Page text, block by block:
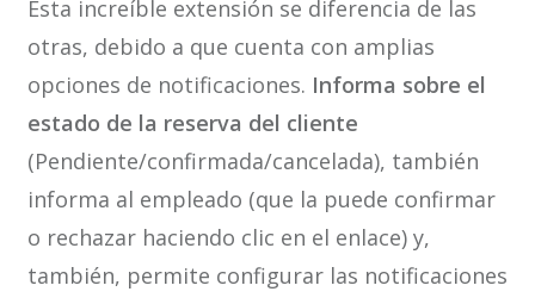
Esta increíble extensión se diferencia de las
otras, debido a que cuenta con amplias
opciones de notificaciones. Informa sobre el
estado de la reserva del cliente
(Pendiente/confirmada/cancelada), también
informa al empleado (que la puede confirmar
o rechazar haciendo clic en el enlace) y,
también, permite configurar las notificaciones